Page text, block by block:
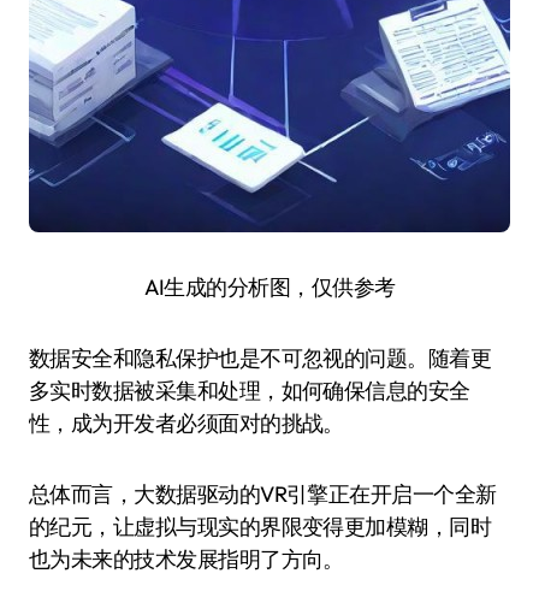
AI生成的分析图，仅供参考
数据安全和隐私保护也是不可忽视的问题。随着更
多实时数据被采集和处理，如何确保信息的安全
性，成为开发者必须面对的挑战。
总体而言，大数据驱动的VR引擎正在开启一个全新
的纪元，让虚拟与现实的界限变得更加模糊，同时
也为未来的技术发展指明了方向。